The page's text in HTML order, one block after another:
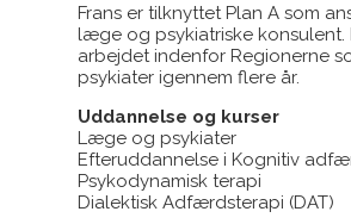
Frans er tilknyttet Plan A som
læge og psykiatriske konsulent.
arbejdet indenfor Regionerne
psykiater igennem flere år.
Uddannelse og kurser
Læge og psykiater
Efteruddannelse i Kognitiv
Psykodynamisk terapi
Dialektisk Adfærdsterapi (DAT)